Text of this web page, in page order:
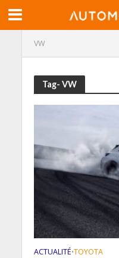
VW
Tag- VW
ACTUALITÉ•TOYOTA